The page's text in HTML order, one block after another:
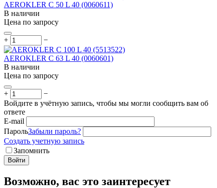
AEROKLER C 50 L 40 (0060611)
В наличии
Цена по запросу
+ −
AEROKLER C 63 L 40 (0060601)
В наличии
Цена по запросу
+
−
Войдите в учётную запись, чтобы мы могли сообщить вам об
ответе
E-mail
ПарольЗабыли пароль?
Создать учетную запись
Запомнить
Войти
Возможно, вас это заинтересует